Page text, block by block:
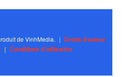
de VinhMedia. | Droits d'auteur
| Conditions d'utilisation